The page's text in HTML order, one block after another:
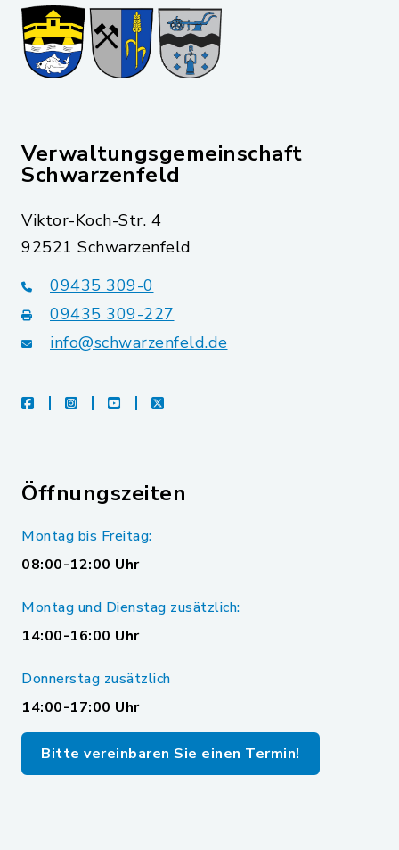
Verwaltungsgemeinschaft
Schwarzenfeld
Viktor-Koch-Str. 4
92521 Schwarzenfeld
09435 309-0
09435 309-227
info@schwarzenfeld.de
facebookinstagramyoutubeX
Öffnungszeiten
Montag bis Freitag:
08:00-12:00 Uhr
Montag und Dienstag zusätzlich:
14:00-16:00 Uhr
Donnerstag zusätzlich
14:00-17:00 Uhr
Bitte vereinbaren Sie einen Termin!